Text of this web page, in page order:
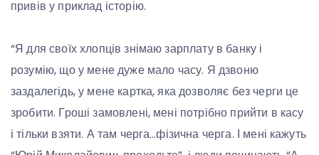
привів у приклад історію.
“Я для своїх хлопців знімаю зарплату в банку і
розумію, що у мене дуже мало часу. Я дзвоню
заздалегідь, у мене картка, яка дозволяє без черги це
зробити. Гроші замовлені, мені потрібно прийти в касу
і тільки взяти. А там черга…фізична черга. І мені кажуть